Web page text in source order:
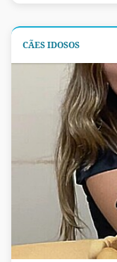
CÃES IDOSOS